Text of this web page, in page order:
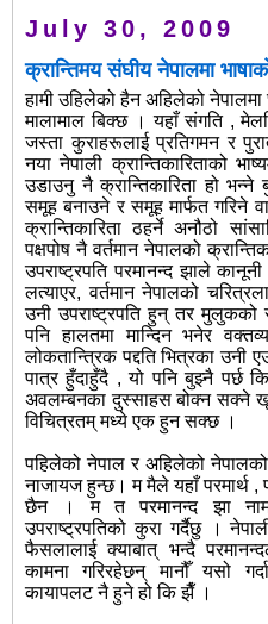
July 30, 2009
क्रान्तिमय संघीय नेपालमा
हामी उहिलेको हैन अहिलेको नेपालमा
मालामाल बिक्छ । यहाँ संगति ,
जस्ता कुराहरूलाई प्रतिगमन र
नया नेपाली क्रान्तिकारिताको
उडाउनु नै क्रान्तिकारिता हो
समूह बनाउने र समूह मार्फत गरिने
क्रान्तिकारिता ठहर्ने अनौठो
पक्षपोष नै वर्तमान नेपालको
उपराष्ट्रपति परमानन्द झाले
लत्याएर, वर्तमान नेपालको
उनी उपराष्ट्रपति हुन् तर मुलुकको
पनि हालतमा मान्दिन भनेर
लोकतान्त्रिक पद्दति भित्रका उनी
पात्र हुँदाहुँदै , यो पनि बुझ्नै पर्छ
अवलम्बनका दुस्साहस बोक्न सक्ने
विचित्रतम् मध्ये एक हुनसक्छ ।
पहिलेको नेपाल र अहिलेको नेपालको
नाजायज हुन्छ। म मैले यहाँ परमार्थ ,
छैन । म त परमानन्द झा
उपराष्ट्रपतिको कुरा गर्दैछु ।
फैसलालाई क्याबात् भन्दै
कामना गरिरहेछन् मानौँ यसो
कायापलट नै हुने हो कि झैँ ।